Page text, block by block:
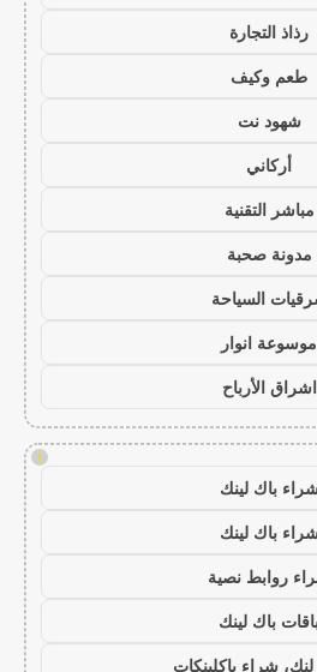
رذاذ التجارة
طعم وكيف
شهود نت
أركاني
مباشر التقنية
مدونة صحبة
السياحة
موسوعة انوار
اشراق الأرباح
!
شراء باك لينك
شراء باك لينك
روابط نصية
باك لينك
شراء باكلينكات